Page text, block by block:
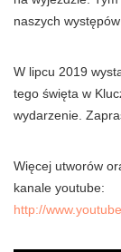
naszych
W lipcu 2019
tego święta w
wydarzenie.
Więcej utworów
kanale youtube:
http://